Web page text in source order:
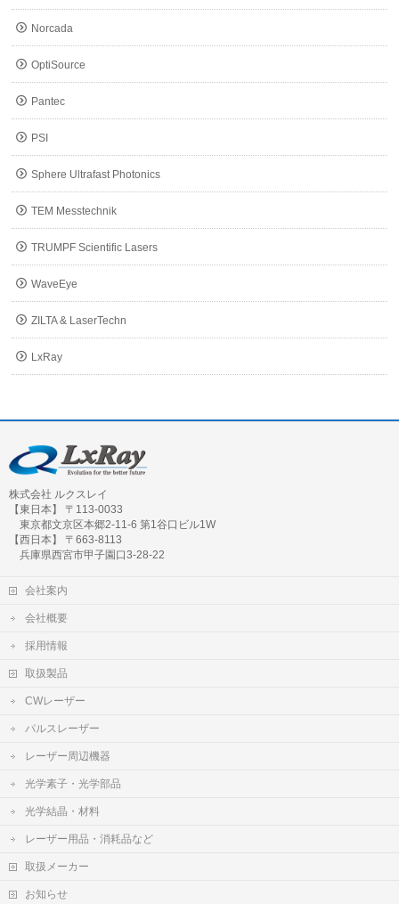
Norcada
OptiSource
Pantec
PSI
Sphere Ultrafast Photonics
TEM Messtechnik
TRUMPF Scientific Lasers
WaveEye
ZILTA & LaserTechn
LxRay
株式会社 ルクスレイ
【東日本】 〒113-0033
東京都文京区本郷2-11-6 第1谷口ビル1W
【西日本】 〒663-8113
兵庫県西宮市甲子園口3-28-22
会社案内
会社概要
採用情報
取扱製品
CWレーザー
パルスレーザー
レーザー周辺機器
光学素子・光学部品
光学結晶・材料
レーザー用品・消耗品など
取扱メーカー
お知らせ